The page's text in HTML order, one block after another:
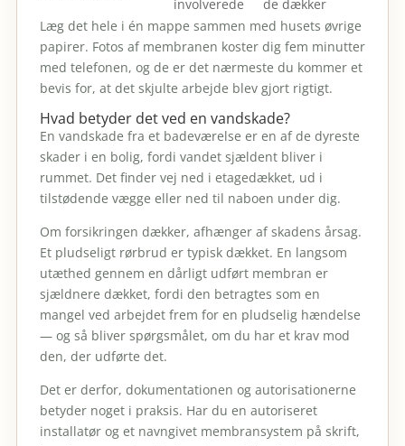
involverede
de dækker
Læg det hele i én mappe sammen med husets øvrige
papirer. Fotos af membranen koster dig fem minutter
med telefonen, og de er det nærmeste du kommer et
bevis for, at det skjulte arbejde blev gjort rigtigt.
Hvad betyder det ved en vandskade?
En vandskade fra et badeværelse er en af de dyreste
skader i en bolig, fordi vandet sjældent bliver i
rummet. Det finder vej ned i etagedækket, ud i
tilstødende vægge eller ned til naboen under dig.
Om forsikringen dækker, afhænger af skadens årsag.
Et pludseligt rørbrud er typisk dækket. En langsom
utæthed gennem en dårligt udført membran er
sjældnere dækket, fordi den betragtes som en
mangel ved arbejdet frem for en pludselig hændelse
— og så bliver spørgsmålet, om du har et krav mod
den, der udførte det.
Det er derfor, dokumentationen og autorisationerne
betyder noget i praksis. Har du en autoriseret
installatør og et navngivet membransystem på skrift,